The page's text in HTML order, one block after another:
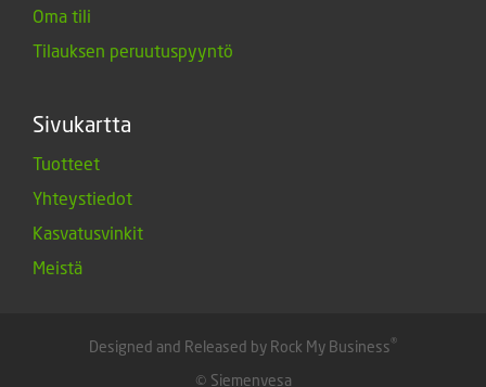
Oma tili
Tilauksen peruutuspyyntö
Sivukartta
Tuotteet
Yhteystiedot
Kasvatusvinkit
Meistä
Designed and Released by Rock My Business®
© Siemenvesa